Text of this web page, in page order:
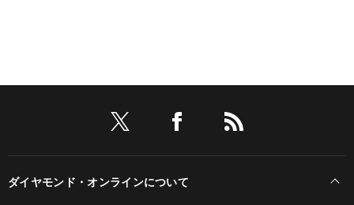
ダイヤモンド・オンラインについて